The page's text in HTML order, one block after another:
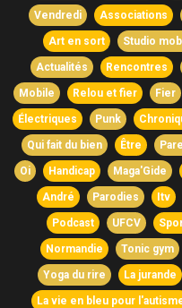
Vendredi Associations
Art en sort Studio
Actualités Rencontres
Mobile Relou et fier Fier
Électriques Punk
Qui fait du bien Être
Oi Handicap Maga'Gide
André Parodies Itv
Podcast UFCV
Normandie Tonic gym
Yoga du rire La jurande
La vie en bleu pour